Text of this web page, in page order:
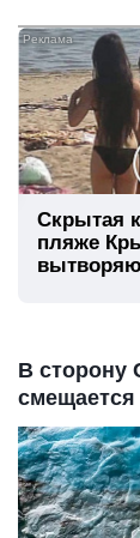
Скрытая
пляже
В сторону